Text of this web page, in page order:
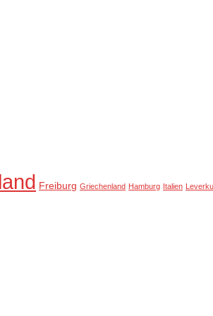
Freiburg Griechenland Hamburg Italien